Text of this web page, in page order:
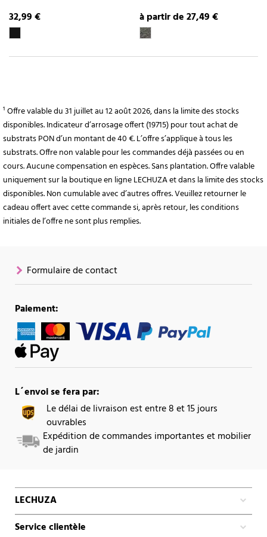
32,99 € à partir de 27,49 €
¹ Offre valable du 31 juillet au 12 août 2026, dans la limite des stocks
disponibles. Indicateur d’arrosage offert (19715) pour tout achat de
substrats PON d’un montant de 40 €. L’offre s’applique à tous les
substrats. Offre non valable pour les commandes déjà passées ou en
cours. Aucune compensation en espèces. Sans plantation. Offre valable
uniquement sur la boutique en ligne LECHUZA et dans la limite des stocks
disponibles. Non cumulable avec d’autres offres. Veuillez retourner le
cadeau offert avec cette commande si, après retour, les conditions
initiales de l’offre ne sont plus remplies.
Formulaire de contact
Paiement:
L´envoi se fera par:
Le délai de livraison est entre 8 et 15 jours
ouvrables
Expédition de commandes importantes et mobilier
de jardin
LECHUZA
Service clientèle